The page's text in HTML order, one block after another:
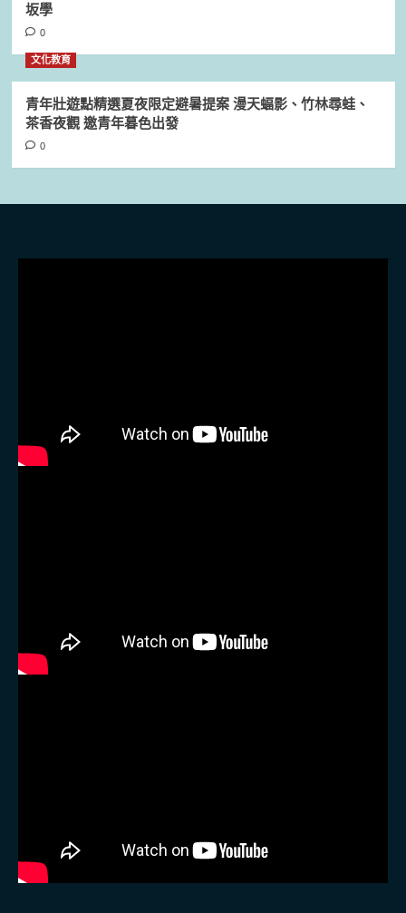
坂學
0
文化教育
青年壯遊點精選夏夜限定避暑提案 漫天蝠影、竹林尋蛙、
茶香夜觀 邀青年暮色出發
0